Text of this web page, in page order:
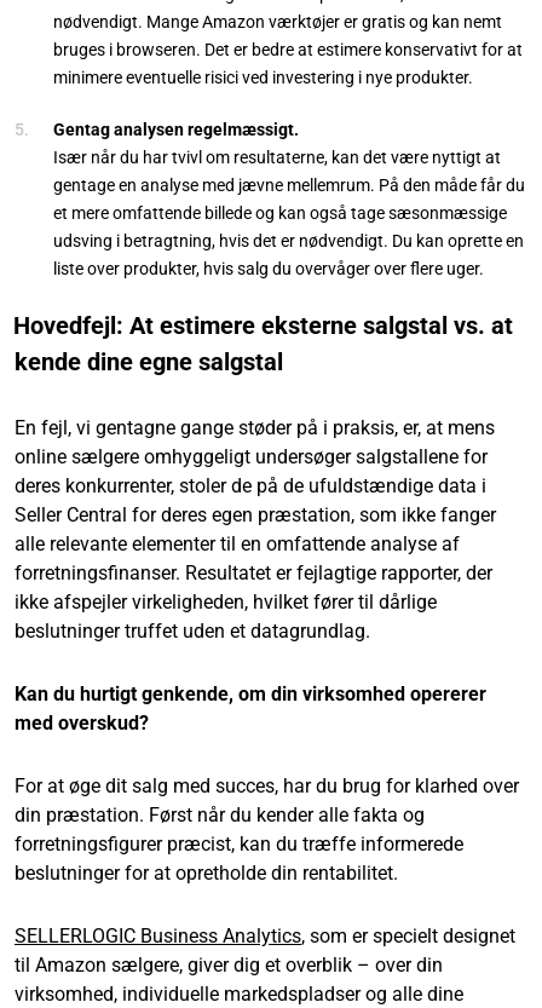
nødvendigt. Mange Amazon værktøjer er gratis og kan nemt
bruges i browseren. Det er bedre at estimere konservativt for at
minimere eventuelle risici ved investering i nye produkter.
Gentag analysen regelmæssigt.
Især når du har tvivl om resultaterne, kan det være nyttigt at
gentage en analyse med jævne mellemrum. På den måde får du
et mere omfattende billede og kan også tage sæsonmæssige
udsving i betragtning, hvis det er nødvendigt. Du kan oprette en
liste over produkter, hvis salg du overvåger over flere uger.
Hovedfejl: At estimere eksterne salgstal vs. at
kende dine egne salgstal
En fejl, vi gentagne gange støder på i praksis, er, at mens
online sælgere omhyggeligt undersøger salgstallene for
deres konkurrenter, stoler de på de ufuldstændige data i
Seller Central for deres egen præstation, som ikke fanger
alle relevante elementer til en omfattende analyse af
forretningsfinanser. Resultatet er fejlagtige rapporter, der
ikke afspejler virkeligheden, hvilket fører til dårlige
beslutninger truffet uden et datagrundlag.
Kan du hurtigt genkende, om din virksomhed opererer
med overskud?
For at øge dit salg med succes, har du brug for klarhed over
din præstation. Først når du kender alle fakta og
forretningsfigurer præcist, kan du træffe informerede
beslutninger for at opretholde din rentabilitet.
SELLERLOGIC Business Analytics, som er specielt designet
til Amazon sælgere, giver dig et overblik – over din
virksomhed, individuelle markedspladser og alle dine